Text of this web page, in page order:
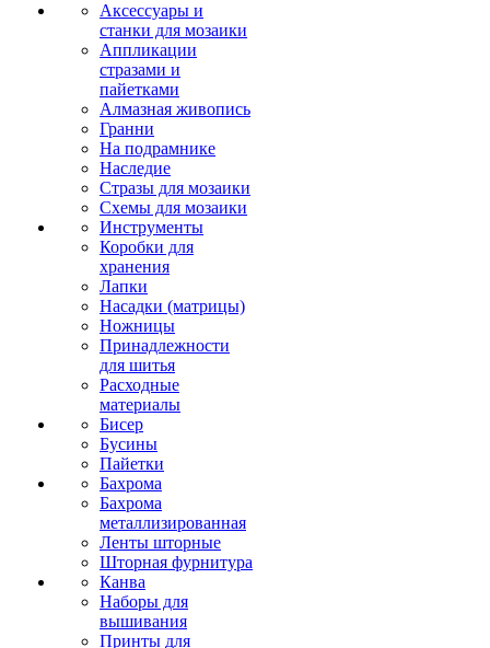
Аксессуары и
станки для мозаики
Аппликации
стразами и
пайетками
Алмазная живопись
Гранни
На подрамнике
Наследие
Стразы для мозаики
Схемы для мозаики
Инструменты
Коробки для
хранения
Лапки
Насадки (матрицы)
Ножницы
Принадлежности
для шитья
Расходные
материалы
Бисер
Бусины
Пайетки
Бахрома
Бахрома
металлизированная
Ленты шторные
Шторная фурнитура
Канва
Наборы для
вышивания
Принты для